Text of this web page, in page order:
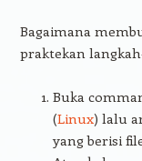
Bagaimana
praktekan
Buka
(Linux) lalu
yang berisi